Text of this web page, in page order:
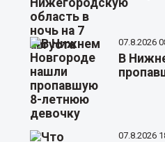
07.8.2026
В
07.8.2026